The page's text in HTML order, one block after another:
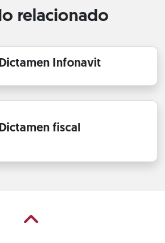
relacionado
Dictamen Infonavit
Dictamen fiscal